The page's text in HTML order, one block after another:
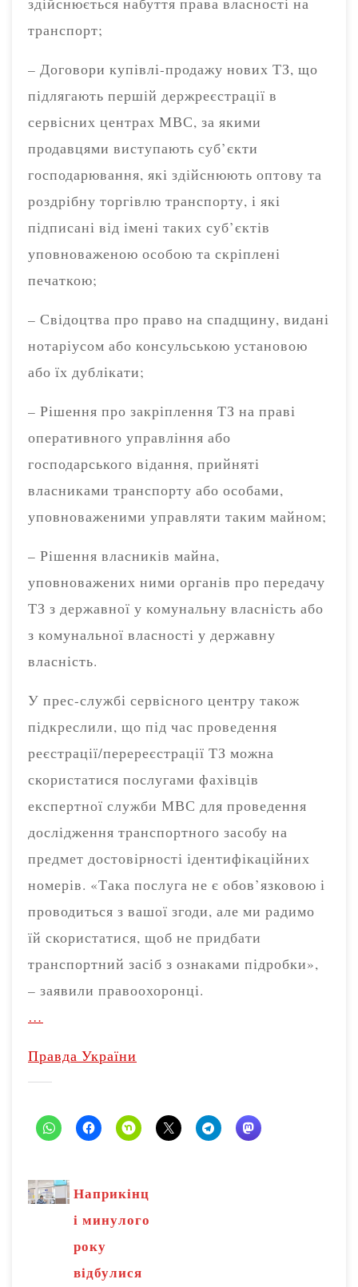
транспорт;
– Договори купівлі-продажу нових ТЗ, що
підлягають першій держреєстрації в
сервісних центрах МВС, за якими
продавцями виступають суб’єкти
господарювання, які здійснюють оптову та
роздрібну торгівлю транспорту, і які
підписані від імені таких суб’єктів
уповноваженою особою та скріплені
печаткою;
– Свідоцтва про право на спадщину, видані
нотаріусом або консульською установою
або їх дублікати;
– Рішення про закріплення ТЗ на праві
оперативного управління або
господарського відання, прийняті
власниками транспорту або особами,
уповноваженими управляти таким майном;
– Рішення власників майна,
уповноважених ними органів про передачу
ТЗ з державної у комунальну власність або
з комунальної власності у державну
власність.
У прес-службі сервісного центру також
підкреслили, що під час проведення
реєстрації/перереєстрації ТЗ можна
скористатися послугами фахівців
експертної служби МВС для проведення
дослідження транспортного засобу на
предмет достовірності ідентифікаційних
номерів. «Така послуга не є обов’язковою і
проводиться з вашої згоди, але ми радимо
їй скористатися, щоб не придбати
транспортний засіб з ознаками підробки»,
– заявили правоохоронці.
…
Правда України
Наприкінц
і минулого
року
відбулися